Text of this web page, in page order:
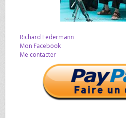
Richard Federmann
Mon Facebook
Me contacter